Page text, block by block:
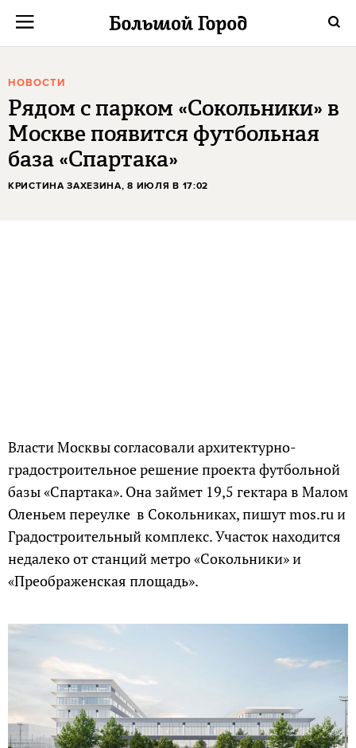
НОВОСТИ
Рядом с парком «Сокольники» в
Москве появится футбольная
база «Спартака»
КРИСТИНА ЗАХЕЗИНА, 8 ИЮЛЯ В 17:02
Власти Москвы согласовали архитектурно-
градостроительное решение проекта футбольной
базы «Спартака». Она займет 19,5 гектара в Малом
Оленьем переулке в Сокольниках, пишут mos.ru и
Градостроительный комплекс. Участок находится
недалеко от станций метро «Сокольники» и
«Преображенская площадь».